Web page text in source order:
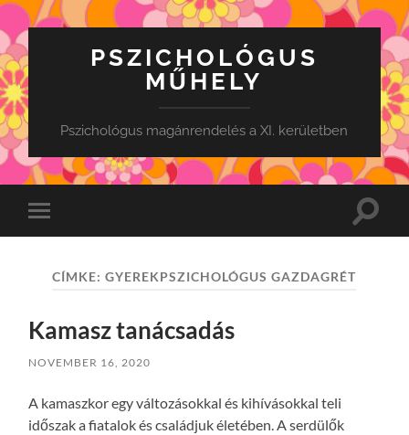
PSZICHOLÓGUS
MŰHELY
Pszichológus magánrendelés a XI. kerületben
Toggle
mobile
Toggle
CÍMKE:GYEREKPSZICHOLÓGUS GAZDAGRÉT
Kamasz tanácsadás
NOVEMBER 16, 2020
A kamaszkor egy változásokkal és kihívásokkal teli
időszak a fiatalok és családjuk életében. A serdülők